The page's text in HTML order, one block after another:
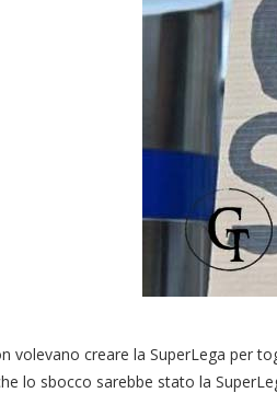
volevano creare la SuperLega per
lo sbocco sarebbe stato la